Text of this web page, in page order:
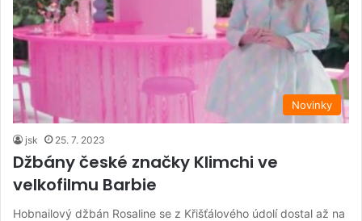
Novinky
jsk 25. 7. 2023
Džbány české značky Klimchi ve
velkofilmu Barbie
Hobnailový džbán Rosaline se z Křišťálového údolí dostal až na